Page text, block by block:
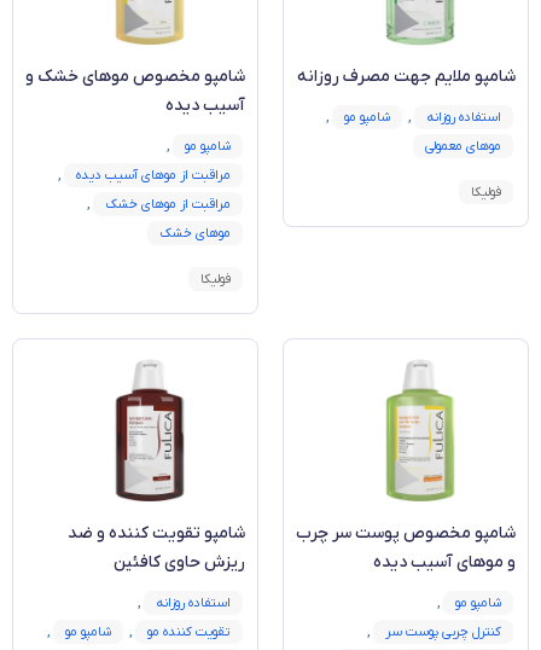
شامپو ملایم جهت مصرف روزانه
استفاده روزانه , شامپو مو
,
موهای معمولی
فولیکا
شامپو مخصوص موهای خشک و
آسیب دیده
شامپو مو
,
مراقبت از موهای آسیب دیده
,
مراقبت از موهای خشک
,
موهای خشک
فولیکا
شامپو مخصوص پوست سر چرب
و موهای آسيب دیده
شامپو مو
,
کنترل چربی پوست سر
,
شامپو تقویت کننده و ضد
ریزش حاوی کافئين
استفاده روزانه
,
تقویت کننده مو
, شامپو مو
,